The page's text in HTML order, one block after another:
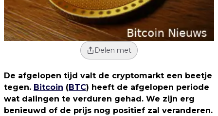
Delen met
De afgelopen tijd valt de cryptomarkt een beetje
tegen. Bitcoin (BTC) heeft de afgelopen periode
wat dalingen te verduren gehad. We zijn erg
benieuwd of de prijs nog positief zal veranderen.